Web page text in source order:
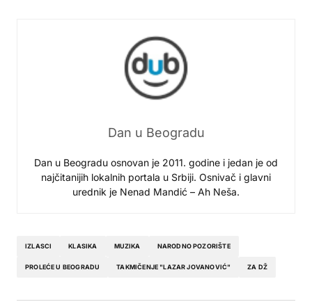
Dan u Beogradu
Dan u Beogradu osnovan je 2011. godine i jedan je od
najčitanijih lokalnih portala u Srbiji. Osnivač i glavni
urednik je Nenad Mandić – Ah Neša.
IZLASCI KLASIKA MUZIKA NARODNO POZORIŠTE
PROLEĆE U BEOGRADU TAKMIČENJE "LAZAR JOVANOVIĆ" ZA DŽ